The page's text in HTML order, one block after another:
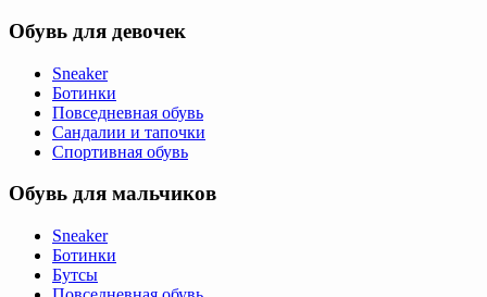
Обувь для девочек
Sneaker
Ботинки
Повседневная обувь
Сандалии и тапочки
Спортивная обувь
Обувь для мальчиков
Sneaker
Ботинки
Бутсы